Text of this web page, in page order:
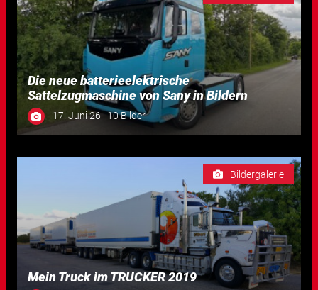
Die neue batterieelektrische
Sattelzugmaschine von Sany in Bildern
17. Juni 26 | 10 Bilder
Bildergalerie
Mein Truck im TRUCKER 2019